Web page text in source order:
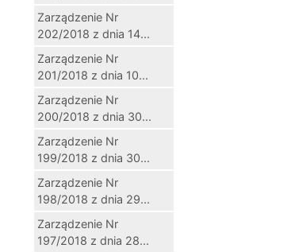
Zarządzenie Nr
202/2018 z dnia 14...
Zarządzenie Nr
201/2018 z dnia 10...
Zarządzenie Nr
200/2018 z dnia 30...
Zarządzenie Nr
199/2018 z dnia 30...
Zarządzenie Nr
198/2018 z dnia 29...
Zarządzenie Nr
197/2018 z dnia 28...